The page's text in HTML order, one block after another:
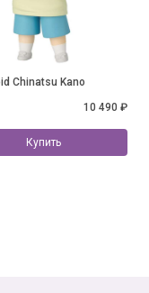
Chinatsu Kano
10 490 ₽
Купить